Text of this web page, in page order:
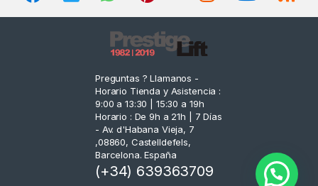
a
Preguntas ? Llamanos -
Horario Tienda y Asistencia :
9:00 a 13:30 | 15:30 a 19h
Horario : De 9h a 21h | 7 Días
- Av. d'Habana Vieja, 7
,08860, Castelldefels,
Barcelona. España
(+34) 639363709